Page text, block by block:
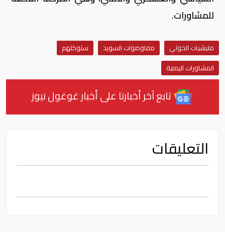
للمشاورات.
مليشيات الحوثي مفاوضوات السويد
ستوكلهم
المشاورات اليمنية
تابع آخر أخبارنا على أخبار غوغول نيوز
التعليقات